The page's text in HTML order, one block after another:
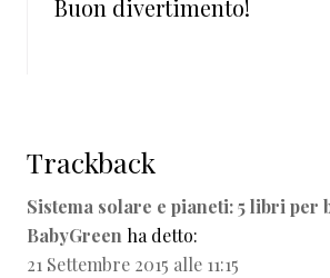
Buon divertimento!
Trackback
Sistema solare e pianeti: 5 libri per
BabyGreen ha detto:
21 Settembre 2015 alle 11:15